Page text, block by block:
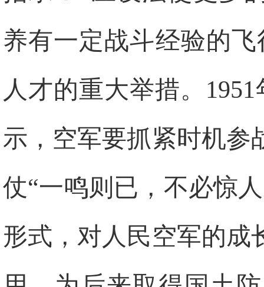
养有一定战斗经验的
人才的重大举措。
示，空军要抓紧时机参
仗“一鸣则已，不必惊
形式，对人民空军的成